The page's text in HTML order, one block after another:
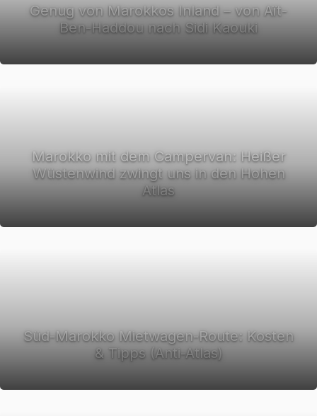
Genug von Marokkos Inland – von Aït-
Ben-Haddou nach Sidi Kaouki
Marokko mit dem Campervan: Heißer
Wüstenwind zwingt uns in den Hohen
Atlas
Süd-Marokko Mietwagen-Route: Kosten
& Tipps (Anti-Atlas)